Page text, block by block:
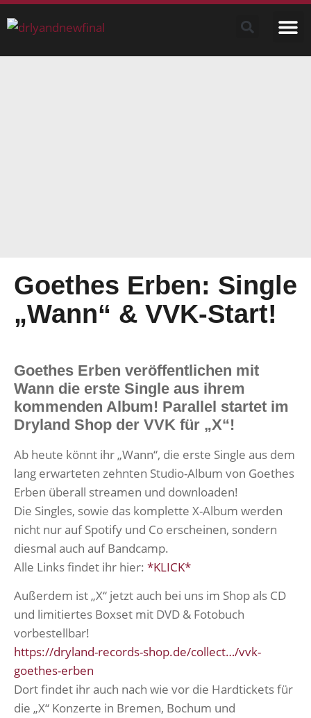
Goethes Erben: Single
„Wann“ & VVK-Start!
Goethes Erben veröffentlichen mit
Wann die erste Single aus ihrem
kommenden Album! Parallel startet im
Dryland Shop der VVK für „X“!
Ab heute könnt ihr „Wann“, die erste Single aus dem
lang erwarteten zehnten Studio-Album von Goethes
Erben überall streamen und downloaden!
Die Singles, sowie das komplette X-Album werden
nicht nur auf Spotify und Co erscheinen, sondern
diesmal auch auf Bandcamp.
Alle Links findet ihr hier: *KLICK*
Außerdem ist „X“ jetzt auch bei uns im Shop als CD
und limitiertes Boxset mit DVD & Fotobuch
vorbestellbar!
https://dryland-records-shop.de/collect…/vvk-
goethes-erben
Dort findet ihr auch nach wie vor die Hardtickets für
die „X“ Konzerte in Bremen, Bochum und